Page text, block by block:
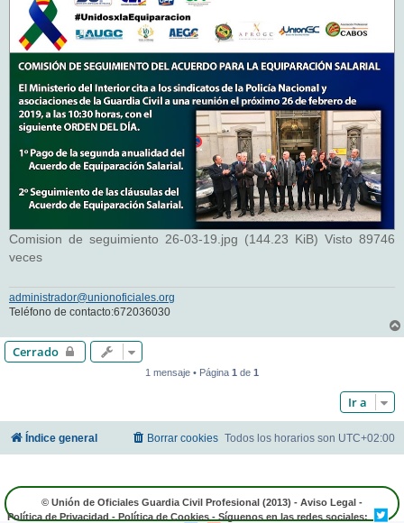
e
Comision de seguimiento 26-03-19.jpg (144.23 KiB) Visto 89746
veces
administrador@unionoficiales.org
Teléfono de contacto:672036030
Cerrado
1 mensaje • Página 1 de 1
Ir a
Índice general Todos los horarios son UTC+02:00
Borrar cookies
© Unión de Oficiales Guardia Civil Profesional (2013) - Aviso Legal -
Política de Privacidad - Política de Cookies - Síguenos en las redes sociales: